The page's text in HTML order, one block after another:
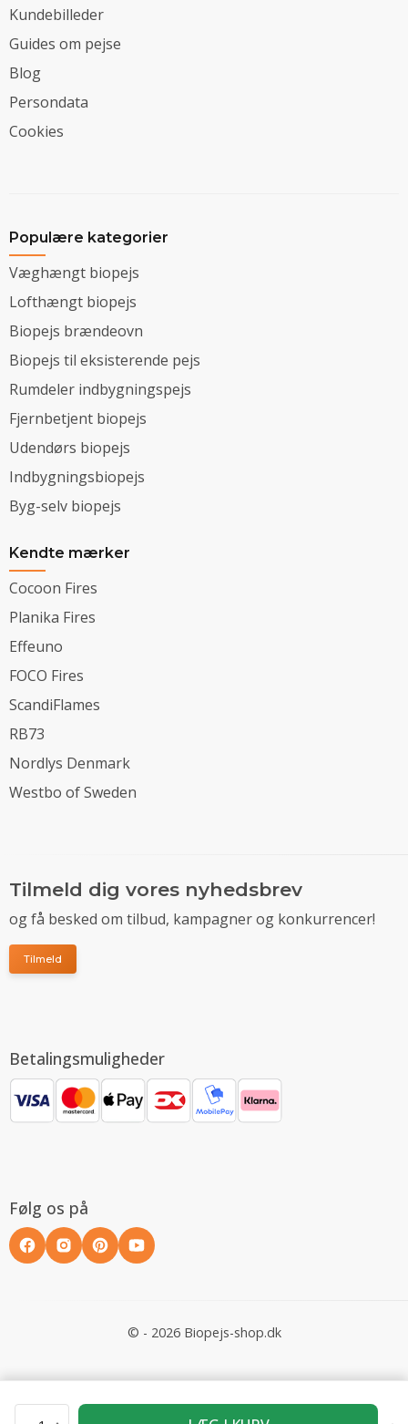
Kundebilleder
Guides om pejse
Blog
Persondata
Cookies
Populære kategorier
Væghængt biopejs
Lofthængt biopejs
Biopejs brændeovn
Biopejs til eksisterende pejs
Rumdeler indbygningspejs
Fjernbetjent biopejs
Udendørs biopejs
Indbygningsbiopejs
Byg-selv biopejs
Kendte mærker
Cocoon Fires
Planika Fires
Effeuno
FOCO Fires
ScandiFlames
RB73
Nordlys Denmark
Westbo of Sweden
Tilmeld dig vores nyhedsbrev
og få besked om tilbud, kampagner og konkurrencer!
Tilmeld
Betalingsmuligheder
Følg os på
© - 2026 Biopejs-shop.dk